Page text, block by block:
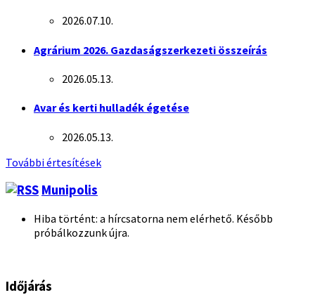
2026.07.10.
Agrárium 2026. Gazdaságszerkezeti összeírás
2026.05.13.
Avar és kerti hulladék égetése
2026.05.13.
További értesítések
Munipolis
Hiba történt: a hírcsatorna nem elérhető. Később
próbálkozzunk újra.
Időjárás